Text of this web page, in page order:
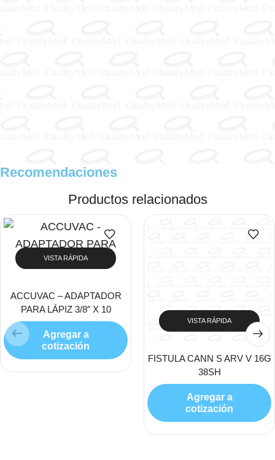
Recomendaciones
Productos relacionados
VISTA RÁPIDA
ACCUVAC – ADAPTADOR
PARA LÁPIZ 3/8″ X 10
Agregar a
cotización
VISTA RÁPIDA
FISTULA CANN S ARV V 16G
38SH
Agregar a
cotización